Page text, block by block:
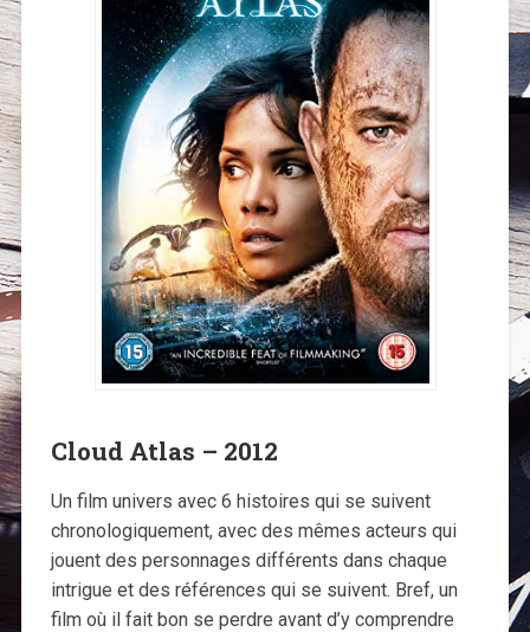
Cloud Atlas – 2012
Un film univers avec 6 histoires qui se suivent
chronologiquement, avec des mêmes acteurs qui
jouent des personnages différents dans chaque
intrigue et des références qui se suivent. Bref, un
film où il fait bon se perdre avant d’y comprendre